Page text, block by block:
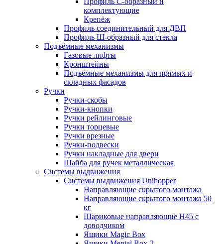
комплектующие
Крепёж
Профиль соединительный для ДВП
Профиль Ш-образный для стекла
Подъёмные механизмы
Газовые лифты
Кронштейны
Подъёмные механизмы для прямых и
складных фасадов
Ручки
Ручки-скобы
Ручки-кнопки
Ручки рейлинговые
Ручки торцевые
Ручки врезные
Ручки-подвески
Ручки накладные для двери
Шайба для ручек металлическая
Системы выдвижения
Системы выдвижения Unihopper
Направляющие скрытого монтажа
Направляющие скрытого монтажа 50
кг
Шариковые направляющие H45 с
доводчиком
Ящики Magic Box